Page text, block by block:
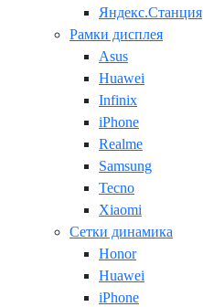
Яндекс.Станция
Рамки дисплея
Asus
Huawei
Infinix
iPhone
Realme
Samsung
Tecno
Xiaomi
Сетки динамика
Honor
Huawei
iPhone